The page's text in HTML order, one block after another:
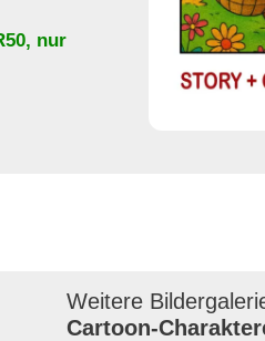
, nur
Weitere
Cartoon-